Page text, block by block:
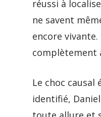
réussi à
ne savent
encore
complètement
Le choc
identifié,